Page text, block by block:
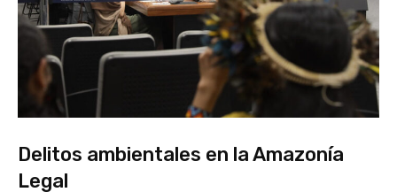
Delitos ambientales en la Amazonía
Legal